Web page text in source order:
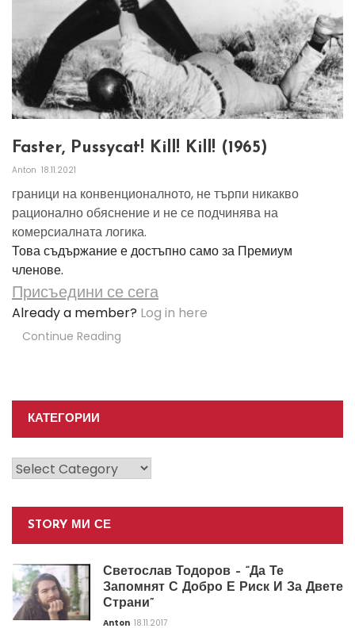
Faster, Pussycat! Kill! Kill! (1965)
Anton 18.11.2021
граници на конвенционалното, не търпи никакво
рационално обяснение и не се подчинява на
комерсиалната логика.
Това съдържание е достъпно само за Премиум
членове.
Присъедини се сега
Already a member? Log in here
Continue Reading
КАТЕГОРИИ
Категории
STORY МИ СЕ
Светослав Тодоров – “Да Те
Запомнят С Добро Е Риск И За Двете
Страни”
Anton 18.11.2017